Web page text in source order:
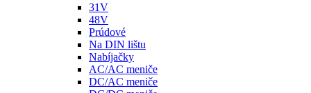
31V
48V
Prúdové
Na DIN lištu
Nabíjačky
AC/AC meniče
DC/AC meniče